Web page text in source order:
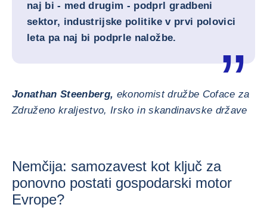
naj bi - med drugim - podprl gradbeni
sektor, industrijske politike v prvi polovici
leta pa naj bi podprle naložbe.
Jonathan Steenberg, ekonomist družbe Coface za
Združeno kraljestvo, Irsko in skandinavske države
Nemčija: samozavest kot ključ za
ponovno postati gospodarski motor
Evrope?